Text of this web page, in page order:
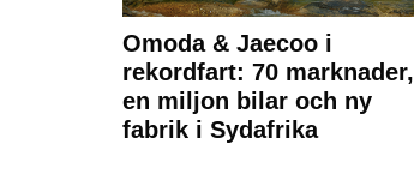
Omoda & Jaecoo i
rekordfart: 70 marknader,
en miljon bilar och ny
fabrik i Sydafrika